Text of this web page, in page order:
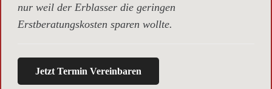
nur weil der Erblasser die geringen
Erstberatungskosten sparen wollte.
Jetzt Termin Vereinbaren